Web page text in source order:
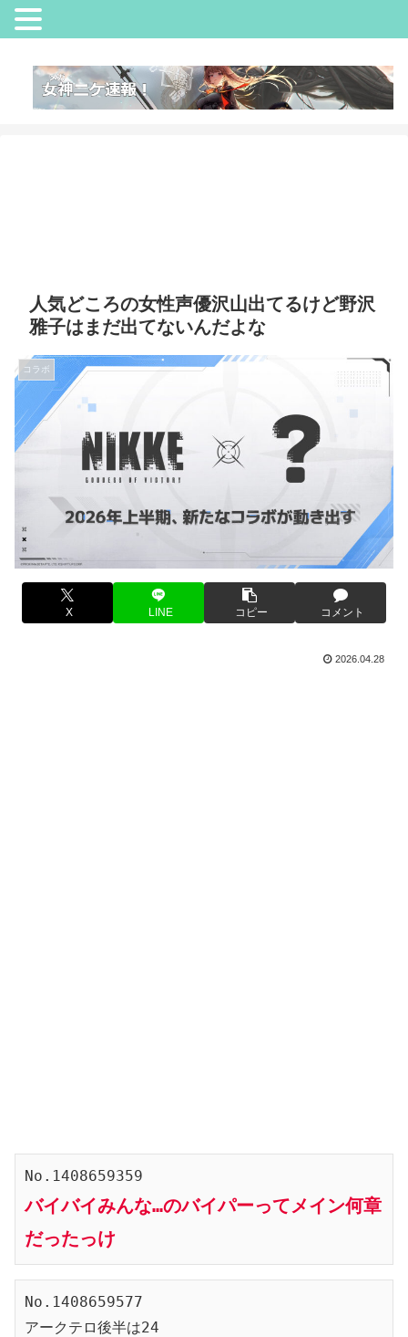
人気どころの女性声優沢山出てるけど野沢
雅子はまだ出てないんだよな
コラボ
X LINE コピー コメント
2026.04.28
No.1408659359
バイバイみんな…のバイパーってメイン何章
だったっけ
No.1408659577
アークテロ後半は24